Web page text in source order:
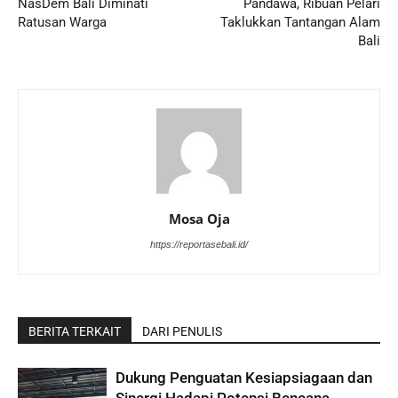
NasDem Bali Diminati
Ratusan Warga
Pandawa, Ribuan Pelari
Taklukkan Tantangan Alam
Bali
Mosa Oja
https://reportasebali.id/
BERITA TERKAIT DARI PENULIS
Dukung Penguatan Kesiapsiagaan dan